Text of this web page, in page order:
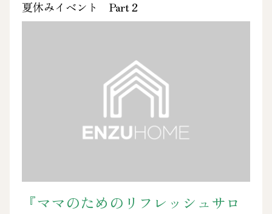
夏休みイベント Part２
『ママのためのリフレッシュサロ